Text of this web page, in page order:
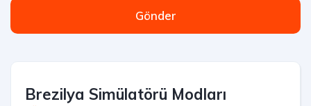
Gönder
Brezilya Simülatörü Modları